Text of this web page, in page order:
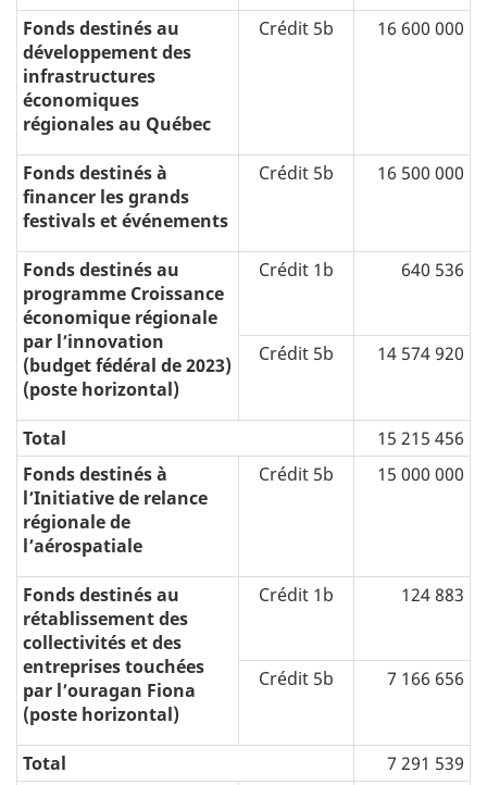
Fonds destinés au
développement des
infrastructures
économiques
régionales au Québec
Crédit 5b 16 600 000
Fonds destinés à
financer les grands
festivals et événements
Crédit 5b 16 500 000
Fonds destinés au
programme Croissance
économique régionale
par l’innovation
(budget fédéral de 2023)
(poste horizontal)
Crédit 1b 640 536
Crédit 5b 14 574 920
Total
15 215 456
Fonds destinés à
l’Initiative de relance
régionale de
l’aérospatiale
Crédit 5b 15 000 000
Fonds destinés au
rétablissement des
collectivités et des
entreprises touchées
par l’ouragan Fiona
(poste horizontal)
Crédit 1b 124 883
Crédit 5b 7 166 656
Total
7 291 539